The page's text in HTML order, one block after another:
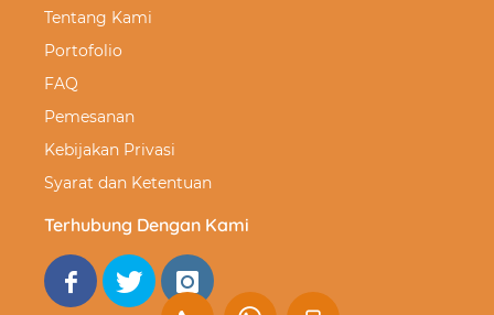
Tentang Kami
Portofolio
FAQ
Pemesanan
Kebijakan Privasi
Syarat dan Ketentuan
Terhubung Dengan Kami